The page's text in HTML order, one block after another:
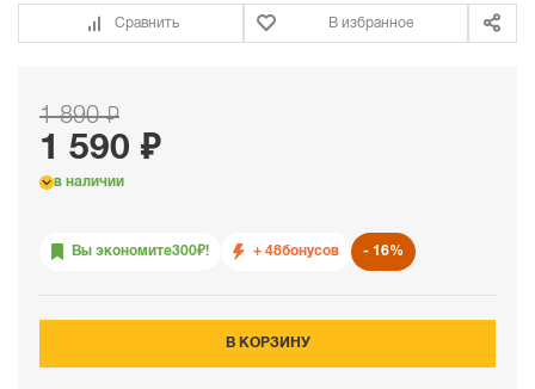
Сравнить В избранное
1 890 ₽
1 590 ₽
в наличии
Вы экономите300₽! + 48бонусов 16%
В КОРЗИНУ